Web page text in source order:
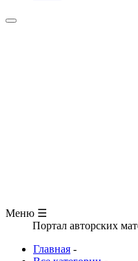
Меню ☰
авторских материалов
Главная -